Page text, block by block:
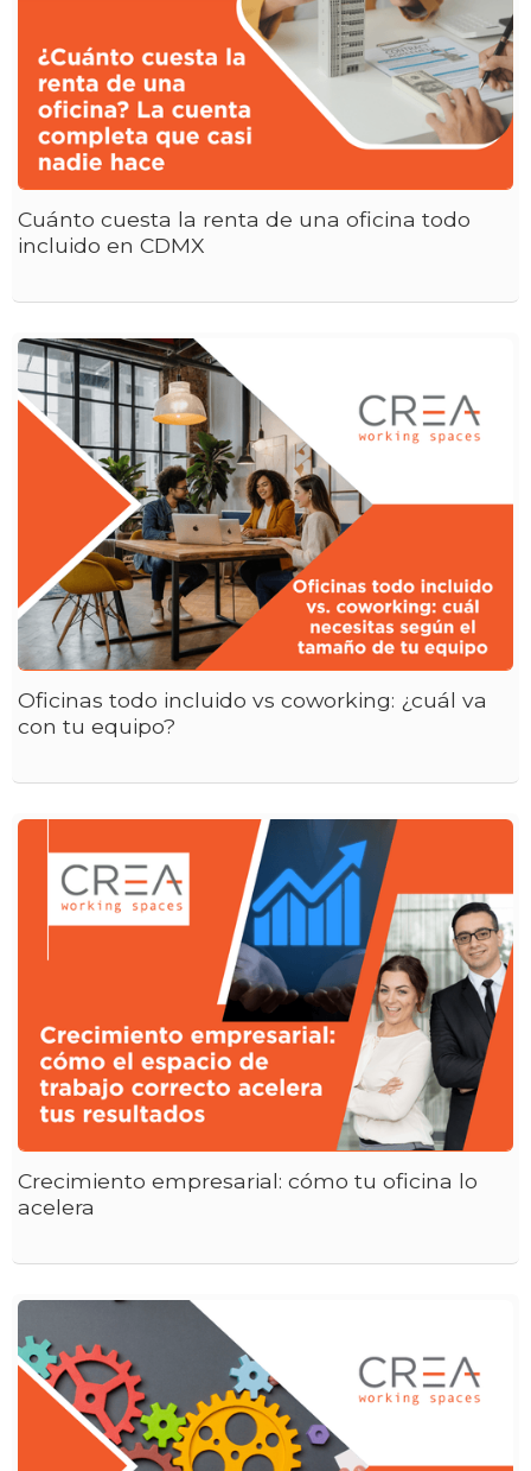
Cuánto cuesta la renta de una oficina todo
incluido en CDMX
Oficinas todo incluido vs coworking: ¿cuál va
con tu equipo?
Crecimiento empresarial: cómo tu oficina lo
acelera